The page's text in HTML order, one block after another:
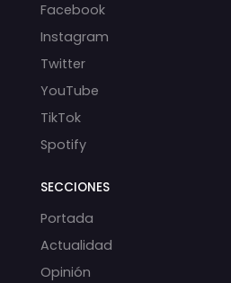
Facebook
Instagram
Twitter
YouTube
TikTok
Spotify
SECCIONES
Portada
Actualidad
Opinión